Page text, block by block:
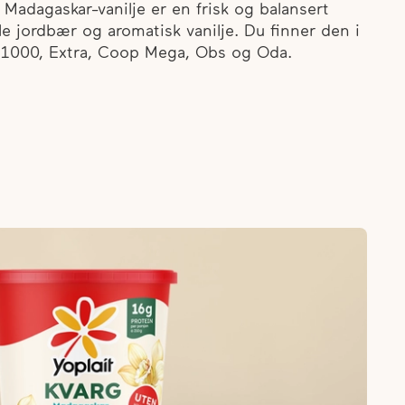
vanilje er en frisk og balansert
jordbær og aromatisk vanilje. Du finner den i
Extra, Coop Mega, Obs og Oda.